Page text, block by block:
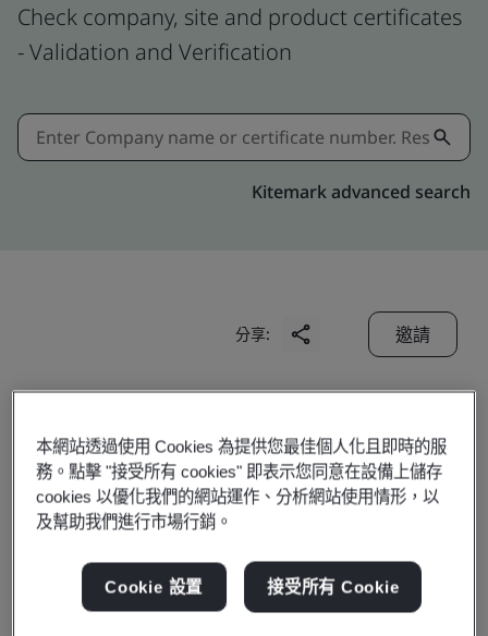
Check company, site and product certificates
- Validation and Verification
Kitemark advanced search
分享: 邀請
Doduco (China) Co., Ltd.
Business scope:The manufacture of silver based
本網站透過使用 Cookies 為提供您最佳個人化且即時的服
務。點擊 "接受所有 cookies" 即表示您同意在設備上儲存
cookies 以優化我們的網站運作、分析網站使用情形，以
及幫助我們進行市場行銷。
Cookie 設置 接受所有 Cookie